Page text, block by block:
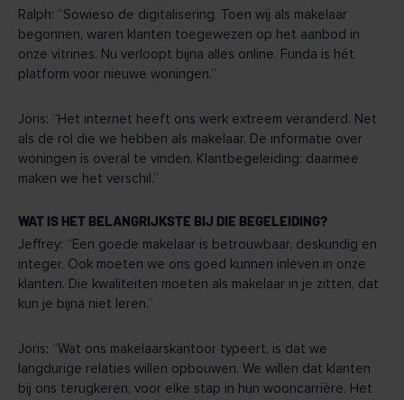
Ralph: “Sowieso de digitalisering. Toen wij als makelaar
begonnen, waren klanten toegewezen op het aanbod in
onze vitrines. Nu verloopt bijna alles online. Funda is hét
platform voor nieuwe woningen.”
Joris: “Het internet heeft ons werk extreem veranderd. Net
als de rol die we hebben als makelaar. De informatie over
woningen is overal te vinden. Klantbegeleiding: daarmee
maken we het verschil.”
WAT IS HET BELANGRIJKSTE BIJ DIE BEGELEIDING?
Jeffrey: “Een goede makelaar is betrouwbaar, deskundig en
integer. Ook moeten we ons goed kunnen inleven in onze
klanten. Die kwaliteiten moeten als makelaar in je zitten, dat
kun je bijna niet leren.”
Joris: “Wat ons makelaarskantoor typeert, is dat we
langdurige relaties willen opbouwen. We willen dat klanten
bij ons terugkeren, voor elke stap in hun wooncarrière. Het